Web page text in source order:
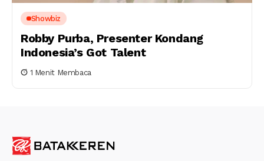
Showbiz
Robby Purba, Presenter Kondang
Indonesia’s Got Talent
1 Menit Membaca